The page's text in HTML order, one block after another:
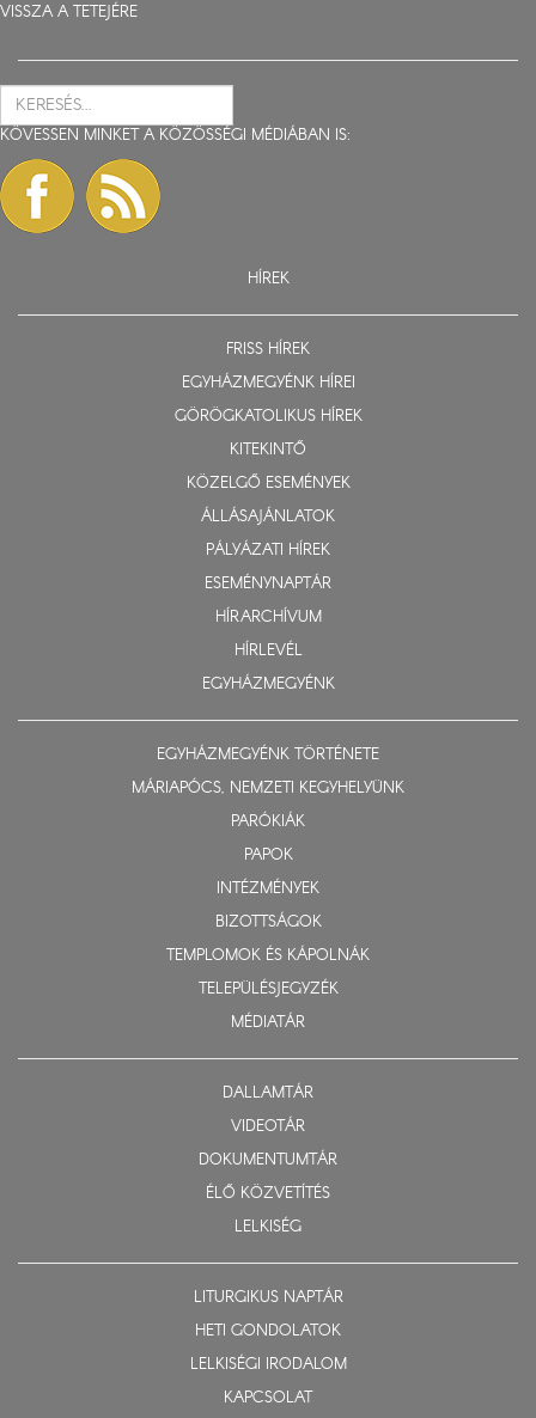
VISSZA A TETEJÉRE
KÖVESSEN MINKET A KÖZÖSSÉGI MÉDIÁBAN IS:
HÍREK
FRISS HÍREK
EGYHÁZMEGYÉNK HÍREI
GÖRÖGKATOLIKUS HÍREK
KITEKINTŐ
KÖZELGŐ ESEMÉNYEK
ÁLLÁSAJÁNLATOK
PÁLYÁZATI HÍREK
ESEMÉNYNAPTÁR
HÍRARCHÍVUM
HÍRLEVÉL
EGYHÁZMEGYÉNK
EGYHÁZMEGYÉNK TÖRTÉNETE
MÁRIAPÓCS, NEMZETI KEGYHELYÜNK
PARÓKIÁK
PAPOK
INTÉZMÉNYEK
BIZOTTSÁGOK
TEMPLOMOK ÉS KÁPOLNÁK
TELEPÜLÉSJEGYZÉK
MÉDIATÁR
DALLAMTÁR
VIDEOTÁR
DOKUMENTUMTÁR
ÉLŐ KÖZVETÍTÉS
LELKISÉG
LITURGIKUS NAPTÁR
HETI GONDOLATOK
LELKISÉGI IRODALOM
KAPCSOLAT